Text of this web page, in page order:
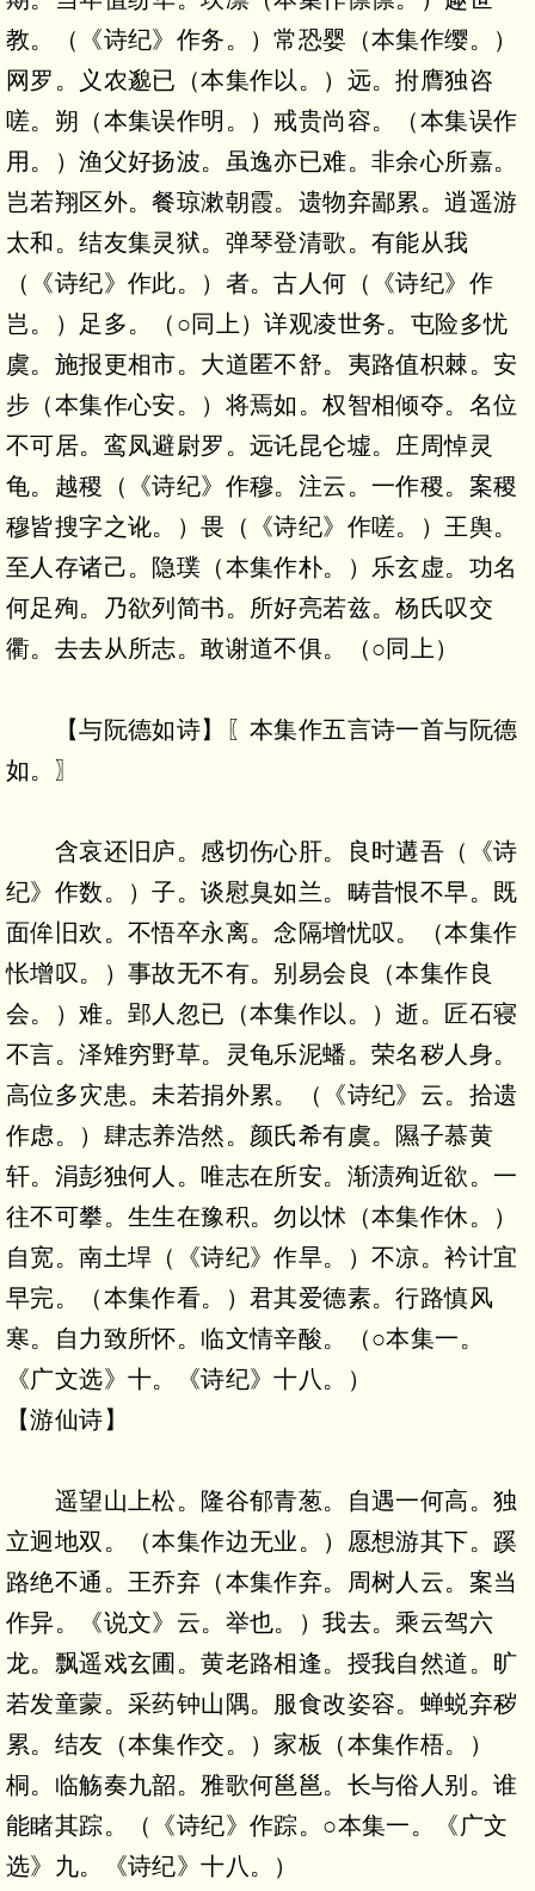
教。（《诗纪》作务。）常恐婴（本集作缨。）
网罗。义农邈已（本集作以。）远。拊膺独咨
嗟。朔（本集误作明。）戒贵尚容。（本集误作
用。）渔父好扬波。虽逸亦已难。非余心所嘉。
岂若翔区外。餐琼漱朝霞。遗物弃鄙累。逍遥游
太和。结友集灵狱。弹琴登清歌。有能从我
（《诗纪》作此。）者。古人何（《诗纪》作
岂。）足多。（○同上）详观凌世务。屯险多忧
虞。施报更相市。大道匿不舒。夷路值枳棘。安
步（本集作心安。）将焉如。权智相倾夺。名位
不可居。鸾凤避尉罗。远讬昆仑墟。庄周悼灵
龟。越稷（《诗纪》作穆。注云。一作稷。案稷
穆皆搜字之讹。）畏（《诗纪》作嗟。）王舆。
至人存诸己。隐璞（本集作朴。）乐玄虚。功名
何足殉。乃欲列简书。所好亮若兹。杨氏叹交
衢。去去从所志。敢谢道不俱。（○同上）
【与阮德如诗】〖本集作五言诗一首与阮德
如。〗
含哀还旧庐。感切伤心肝。良时遘吾（《诗
纪》作数。）子。谈慰臭如兰。畴昔恨不早。既
面侔旧欢。不悟卒永离。念隔增忧叹。（本集作
怅增叹。）事故无不有。别易会良（本集作良
会。）难。郢人忽已（本集作以。）逝。匠石寝
不言。泽雉穷野草。灵龟乐泥蟠。荣名秽人身。
高位多灾患。未若捐外累。（《诗纪》云。拾遗
作虑。）肆志养浩然。颜氏希有虞。隰子慕黄
轩。涓彭独何人。唯志在所安。渐渍殉近欲。一
往不可攀。生生在豫积。勿以怵（本集作休。）
自宽。南土垾（《诗纪》作旱。）不凉。衿计宜
早完。（本集作看。）君其爱德素。行路慎风
寒。自力致所怀。临文情辛酸。（○本集一。
《广文选》十。《诗纪》十八。）
【游仙诗】
遥望山上松。隆谷郁青葱。自遇一何高。独
立迥地双。（本集作边无业。）愿想游其下。蹊
路绝不通。王乔弃（本集作弃。周树人云。案当
作异。《说文》云。举也。）我去。乘云驾六
龙。飘遥戏玄圃。黄老路相逢。授我自然道。旷
若发童蒙。采药钟山隅。服食改姿容。蝉蜕弃秽
累。结友（本集作交。）家板（本集作梧。）
桐。临觞奏九韶。雅歌何邕邕。长与俗人别。谁
能睹其踪。（《诗纪》作踪。○本集一。《广文
选》九。《诗纪》十八。）